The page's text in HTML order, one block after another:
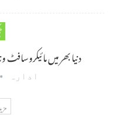
دنیا بھر میں
ادارہ